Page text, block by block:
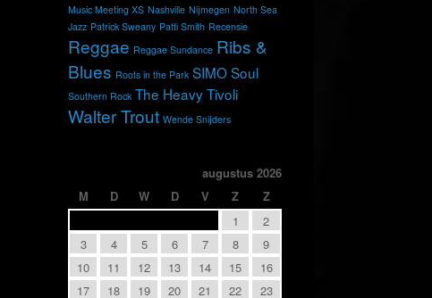
Music Meeting XS Nashville Nijmegen North Sea
Jazz Patrick Sweany Patti Smith Recensie
Reggae Reggae Sundance Ribs &
Blues Roots in the Park SIMOSoul
Southern Rock The HeavyTivoli
Walter Trout Wende Snijders
augustus 2026
M
D W D V Z
Z
1
2
3
4 5 6 7 8
9
10
11 12 13 14 15
16
17
18 19 20 21 22 23